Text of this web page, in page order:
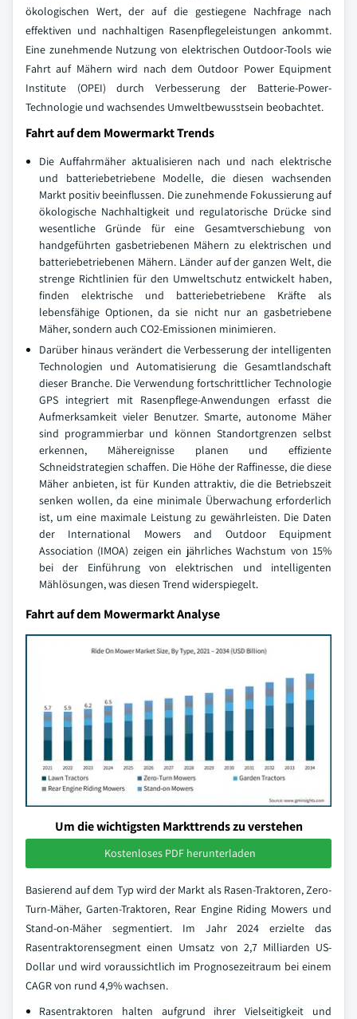
ökologischen Wert, der auf die gestiegene Nachfrage nach
effektiven und nachhaltigen Rasenpflegeleistungen ankommt.
Eine zunehmende Nutzung von elektrischen Outdoor-Tools wie
Fahrt auf Mähern wird nach dem Outdoor Power Equipment
Institute (OPEI) durch Verbesserung der Batterie-Power-
Technologie und wachsendes Umweltbewusstsein beobachtet.
Fahrt auf dem Mowermarkt Trends
Die Auffahrmäher aktualisieren nach und nach elektrische
und batteriebetriebene Modelle, die diesen wachsenden
Markt positiv beeinflussen. Die zunehmende Fokussierung auf
ökologische Nachhaltigkeit und regulatorische Drücke sind
wesentliche Gründe für eine Gesamtverschiebung von
handgeführten gasbetriebenen Mähern zu elektrischen und
batteriebetriebenen Mähern. Länder auf der ganzen Welt, die
strenge Richtlinien für den Umweltschutz entwickelt haben,
finden elektrische und batteriebetriebene Kräfte als
lebensfähige Optionen, da sie nicht nur an gasbetriebene
Mäher, sondern auch CO2-Emissionen minimieren.
Darüber hinaus verändert die Verbesserung der intelligenten
Technologien und Automatisierung die Gesamtlandschaft
dieser Branche. Die Verwendung fortschrittlicher Technologie
GPS integriert mit Rasenpflege-Anwendungen erfasst die
Aufmerksamkeit vieler Benutzer. Smarte, autonome Mäher
sind programmierbar und können Standortgrenzen selbst
erkennen, Mähereignisse planen und effiziente
Schneidstrategien schaffen. Die Höhe der Raffinesse, die diese
Mäher anbieten, ist für Kunden attraktiv, die die Betriebszeit
senken wollen, da eine minimale Überwachung erforderlich
ist, um eine maximale Leistung zu gewährleisten. Die Daten
der International Mowers and Outdoor Equipment
Association (IMOA) zeigen ein jährliches Wachstum von 15%
bei der Einführung von elektrischen und intelligenten
Mählösungen, was diesen Trend widerspiegelt.
Fahrt auf dem Mowermarkt Analyse
Um die wichtigsten Markttrends zu verstehen
Kostenloses PDF herunterladen
Basierend auf dem Typ wird der Markt als Rasen-Traktoren, Zero-
Turn-Mäher, Garten-Traktoren, Rear Engine Riding Mowers und
Stand-on-Mäher segmentiert. Im Jahr 2024 erzielte das
Rasentraktorensegment einen Umsatz von 2,7 Milliarden US-
Dollar und wird voraussichtlich im Prognosezeitraum bei einem
CAGR von rund 4,9% wachsen.
Rasentraktoren halten aufgrund ihrer Vielseitigkeit und